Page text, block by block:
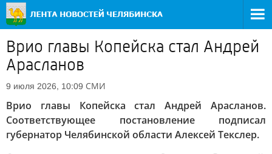
Врио главы Копейска стал Андрей
Арасланов
9 июля 2026, 10:09 СМИ
Врио главы Копейска стал Андрей Арасланов.
Соответствующее постановление подписал
губернатор Челябинской области Алексей Текслер.